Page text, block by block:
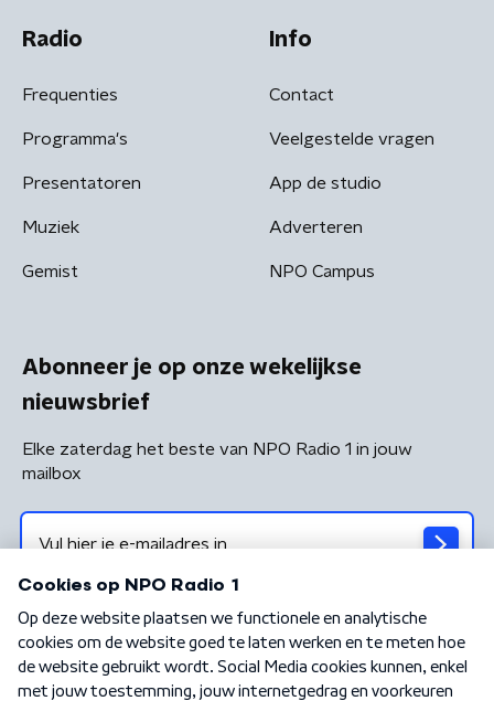
Radio
Frequenties
Programma's
Presentatoren
Muziek
Gemist
Info
Contact
Veelgestelde vragen
App de studio
Adverteren
NPO Campus
Abonneer je op onze wekelijkse
nieuwsbrief
Elke zaterdag het beste van NPO Radio 1 in jouw
mailbox
Algemene voorwaarden